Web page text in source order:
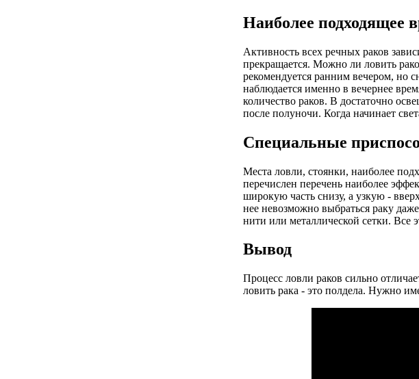
Наиболее подходящее
Активность всех речных раков
прекращается. Можно ли ловить
рекомендуется ранним вечером, но
наблюдается именно в вечернее
количество раков. В достаточно
после полуночи. Когда начинает
Специальные
Места ловли, стоянки, наиболее
перечислен перечень наиболее
широкую часть снизу, а узкую -
нее невозможно выбраться раку
нити или металлической сетки. Все
Вывод
Процесс ловли раков сильно
ловить рака - это полдела. Нужно